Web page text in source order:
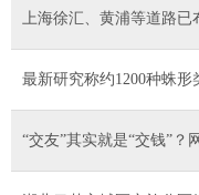
上海徐汇、黄浦等道路已
最新研究称约1200种蛛
“交友”其实就是“交钱”？